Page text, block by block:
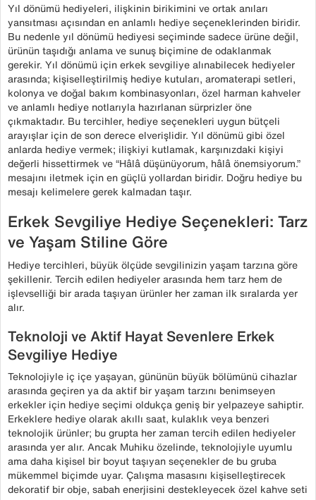
Yıl dönümü hediyeleri, ilişkinin birikimini ve ortak anıları
yansıtması açısından en anlamlı hediye seçeneklerinden biridir.
Bu nedenle yıl dönümü hediyesi seçiminde sadece ürüne değil,
ürünün taşıdığı anlama ve sunuş biçimine de odaklanmak
gerekir. Yıl dönümü için erkek sevgiliye alınabilecek hediyeler
arasında; kişiselleştirilmiş hediye kutuları, aromaterapi setleri,
kolonya ve doğal bakım kombinasyonları, özel harman kahveler
ve anlamlı hediye notlarıyla hazırlanan sürprizler öne
çıkmaktadır. Bu tercihler, hediye seçenekleri uygun bütçeli
arayışlar için de son derece elverişlidir. Yıl dönümü gibi özel
anlarda hediye vermek; ilişkiyi kutlamak, karşınızdaki kişiyi
değerli hissettirmek ve “Hâlâ düşünüyorum, hâlâ önemsiyorum.”
mesajını iletmek için en güçlü yollardan biridir. Doğru hediye bu
mesajı kelimelere gerek kalmadan taşır.
Erkek Sevgiliye Hediye Seçenekleri: Tarz
ve Yaşam Stiline Göre
Hediye tercihleri, büyük ölçüde sevgilinizin yaşam tarzına göre
şekillenir. Tercih edilen hediyeler arasında hem tarz hem de
işlevselliği bir arada taşıyan ürünler her zaman ilk sıralarda yer
alır.
Teknoloji ve Aktif Hayat Sevenlere Erkek
Sevgiliye Hediye
Teknolojiyle iç içe yaşayan, gününün büyük bölümünü cihazlar
arasında geçiren ya da aktif bir yaşam tarzını benimseyen
erkekler için hediye seçimi oldukça geniş bir yelpazeye sahiptir.
Erkeklere hediye olarak akıllı saat, kulaklık veya benzeri
teknolojik ürünler; bu grupta her zaman tercih edilen hediyeler
arasında yer alır. Ancak Muhiku özelinde, teknolojiyle uyumlu
ama daha kişisel bir boyut taşıyan seçenekler de bu gruba
mükemmel biçimde uyar. Çalışma masasını kişiselleştirecek
dekoratif bir obje, sabah enerjisini destekleyecek özel kahve seti